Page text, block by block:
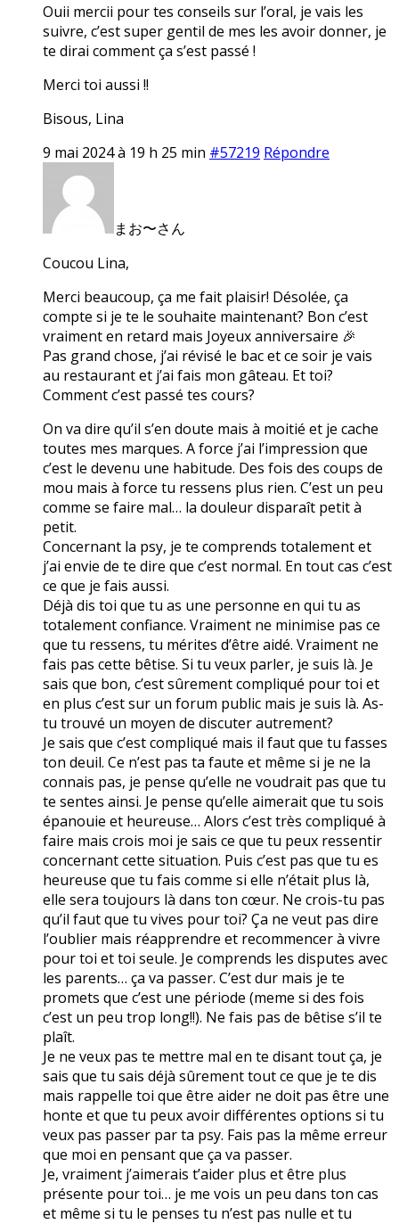
Ouii mercii pour tes conseils sur l’oral, je vais les
suivre, c’est super gentil de mes les avoir donner, je
te dirai comment ça s’est passé !
Merci toi aussi !!
Bisous, Lina
9 mai 2024 à 19 h 25 min #57219 Répondre
まお〜さん
Coucou Lina,
Merci beaucoup, ça me fait plaisir! Désolée, ça
compte si je te le souhaite maintenant? Bon c’est
vraiment en retard mais Joyeux anniversaire 🎉
Pas grand chose, j’ai révisé le bac et ce soir je vais
au restaurant et j’ai fais mon gâteau. Et toi?
Comment c’est passé tes cours?
On va dire qu’il s’en doute mais à moitié et je cache
toutes mes marques. A force j’ai l’impression que
c’est le devenu une habitude. Des fois des coups de
mou mais à force tu ressens plus rien. C’est un peu
comme se faire mal… la douleur disparaît petit à
petit.
Concernant la psy, je te comprends totalement et
j’ai envie de te dire que c’est normal. En tout cas c’est
ce que je fais aussi.
Déjà dis toi que tu as une personne en qui tu as
totalement confiance. Vraiment ne minimise pas ce
que tu ressens, tu mérites d’être aidé. Vraiment ne
fais pas cette bêtise. Si tu veux parler, je suis là. Je
sais que bon, c’est sûrement compliqué pour toi et
en plus c’est sur un forum public mais je suis là. As-
tu trouvé un moyen de discuter autrement?
Je sais que c’est compliqué mais il faut que tu fasses
ton deuil. Ce n’est pas ta faute et même si je ne la
connais pas, je pense qu’elle ne voudrait pas que tu
te sentes ainsi. Je pense qu’elle aimerait que tu sois
épanouie et heureuse… Alors c’est très compliqué à
faire mais crois moi je sais ce que tu peux ressentir
concernant cette situation. Puis c’est pas que tu es
heureuse que tu fais comme si elle n’était plus là,
elle sera toujours là dans ton cœur. Ne crois-tu pas
qu’il faut que tu vives pour toi? Ça ne veut pas dire
l’oublier mais réapprendre et recommencer à vivre
pour toi et toi seule. Je comprends les disputes avec
les parents… ça va passer. C’est dur mais je te
promets que c’est une période (meme si des fois
c’est un peu trop long!!). Ne fais pas de bêtise s’il te
plaît.
Je ne veux pas te mettre mal en te disant tout ça, je
sais que tu sais déjà sûrement tout ce que je te dis
mais rappelle toi que être aider ne doit pas être une
honte et que tu peux avoir différentes options si tu
veux pas passer par ta psy. Fais pas la même erreur
que moi en pensant que ça va passer.
Je, vraiment j’aimerais t’aider plus et être plus
présente pour toi… je me vois un peu dans ton cas
et même si tu le penses tu n’est pas nulle et tu